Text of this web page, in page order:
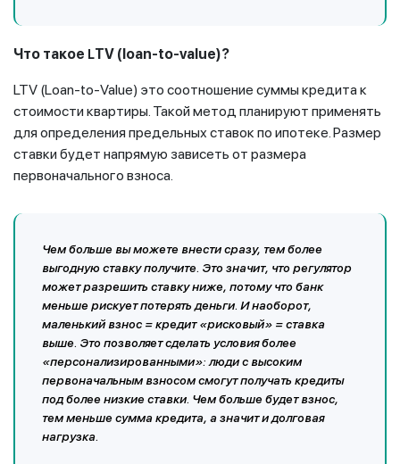
Что такое LTV (loan-to-value)?
LTV (Loan-to-Value) это соотношение суммы кредита к
стоимости квартиры. Такой метод планируют применять
для определения предельных ставок по ипотеке. Размер
ставки будет напрямую зависеть от размера
первоначального взноса.
Чем больше вы можете внести сразу, тем более
выгодную ставку получите. Это значит, что регулятор
может разрешить ставку ниже, потому что банк
меньше рискует потерять деньги. И наоборот,
маленький взнос = кредит «рисковый» = ставка
выше. Это позволяет сделать условия более
«персонализированными»: люди с высоким
первоначальным взносом смогут получать кредиты
под более низкие ставки. Чем больше будет взнос,
тем меньше сумма кредита, а значит и долговая
нагрузка.